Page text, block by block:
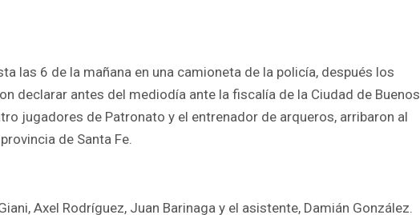
las 6 de la mañana en una camioneta de la policía, después los
declarar antes del mediodía ante la fiscalía de la Ciudad de Buenos
jugadores de Patronato y el entrenador de arqueros, arribaron al
de Santa Fe.
Axel Rodríguez, Juan Barinaga y el asistente, Damián González.